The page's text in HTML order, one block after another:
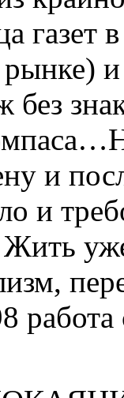
газет
и
и
и
Жить
работа